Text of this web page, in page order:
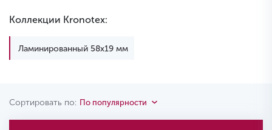
Коллекции Kronotex:
Ламинированный 58х19 мм
Сортировать по: По популярности